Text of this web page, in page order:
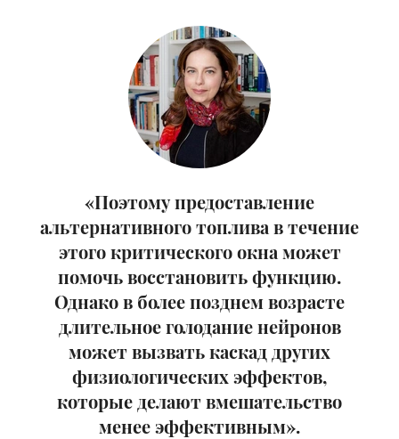
«Поэтому предоставление
альтернативного топлива в течение
этого критического окна может
помочь восстановить функцию.
Однако в более позднем возрасте
длительное голодание нейронов
может вызвать каскад других
физиологических эффектов,
которые делают вмешательство
менее эффективным».